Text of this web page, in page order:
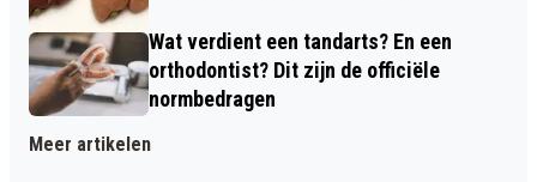
Wat verdient een tandarts? En een
orthodontist? Dit zijn de officiële
normbedragen
Meer artikelen